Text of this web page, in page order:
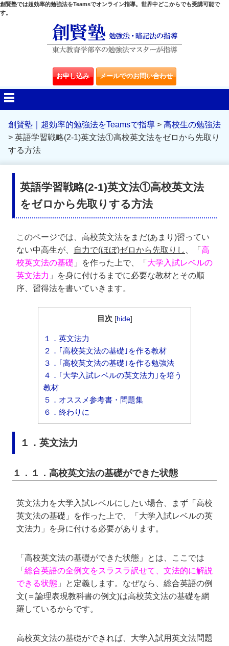
創賢塾では超効率的勉強法をTeamsでオンライン指導。世界中どこからでも受講可能で
す。
お申し込み メールでのお問い合わせ
創賢塾｜超効率的勉強法をTeamsで指導 > 高校生の勉強法
> 英語学習戦略(2-1)英文法①高校英文法をゼロから先取り
する方法
英語学習戦略(2-1)英文法①高校英文法
をゼロから先取りする方法
このページでは、高校英文法をまだ(あまり)習ってい
ない中高生が、
自力で(ほぼ)ゼロから先取りし 、「 高
校英文法の基礎 」を作った上で、「 大学入試レベルの
英文法力 」を身に付けるまでに必要な教材とその順
序、習得法を書いていきます。
目次 [hide]
１．英文法力
２．｢高校英文法の基礎｣を作る教材
３．｢高校英文法の基礎｣を作る勉強法
４．｢大学入試レベルの英文法力｣を培う
教材
５．オススメ参考書・問題集
６．終わりに
１．英文法力
１．１．高校英文法の基礎ができた状態
英文法力を大学入試レベルにしたい場合、まず「高校
英文法の基礎」を作った上で、「大学入試レベルの英
文法力」を身に付ける必要があります。
「高校英文法の基礎ができた状態」とは、ここでは
「 総合英語の全例文をスラスラ訳せて、文法的に解説
できる状態 」と定義します。なぜなら、総合英語の例
文(＝論理表現教科書の例文)は高校英文法の基礎を網
羅しているからです。
高校英文法の基礎ができれば、大学入試用英文法問題